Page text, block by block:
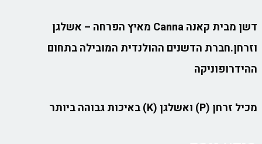
דשן מבית קאנה Canna מאיץ הפרחה – אשלגן
וזרחן.חברת הדשנים ההולנדית המובילה בתחום
ההידרופוניקה
מכיל זרחן (P) ואשלגן (K) באיכות גבוהה ביותר